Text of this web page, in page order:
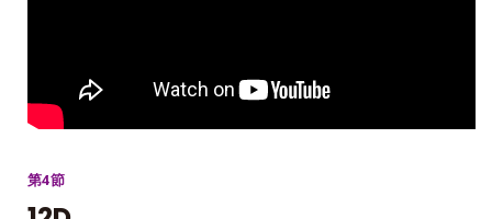
第4節